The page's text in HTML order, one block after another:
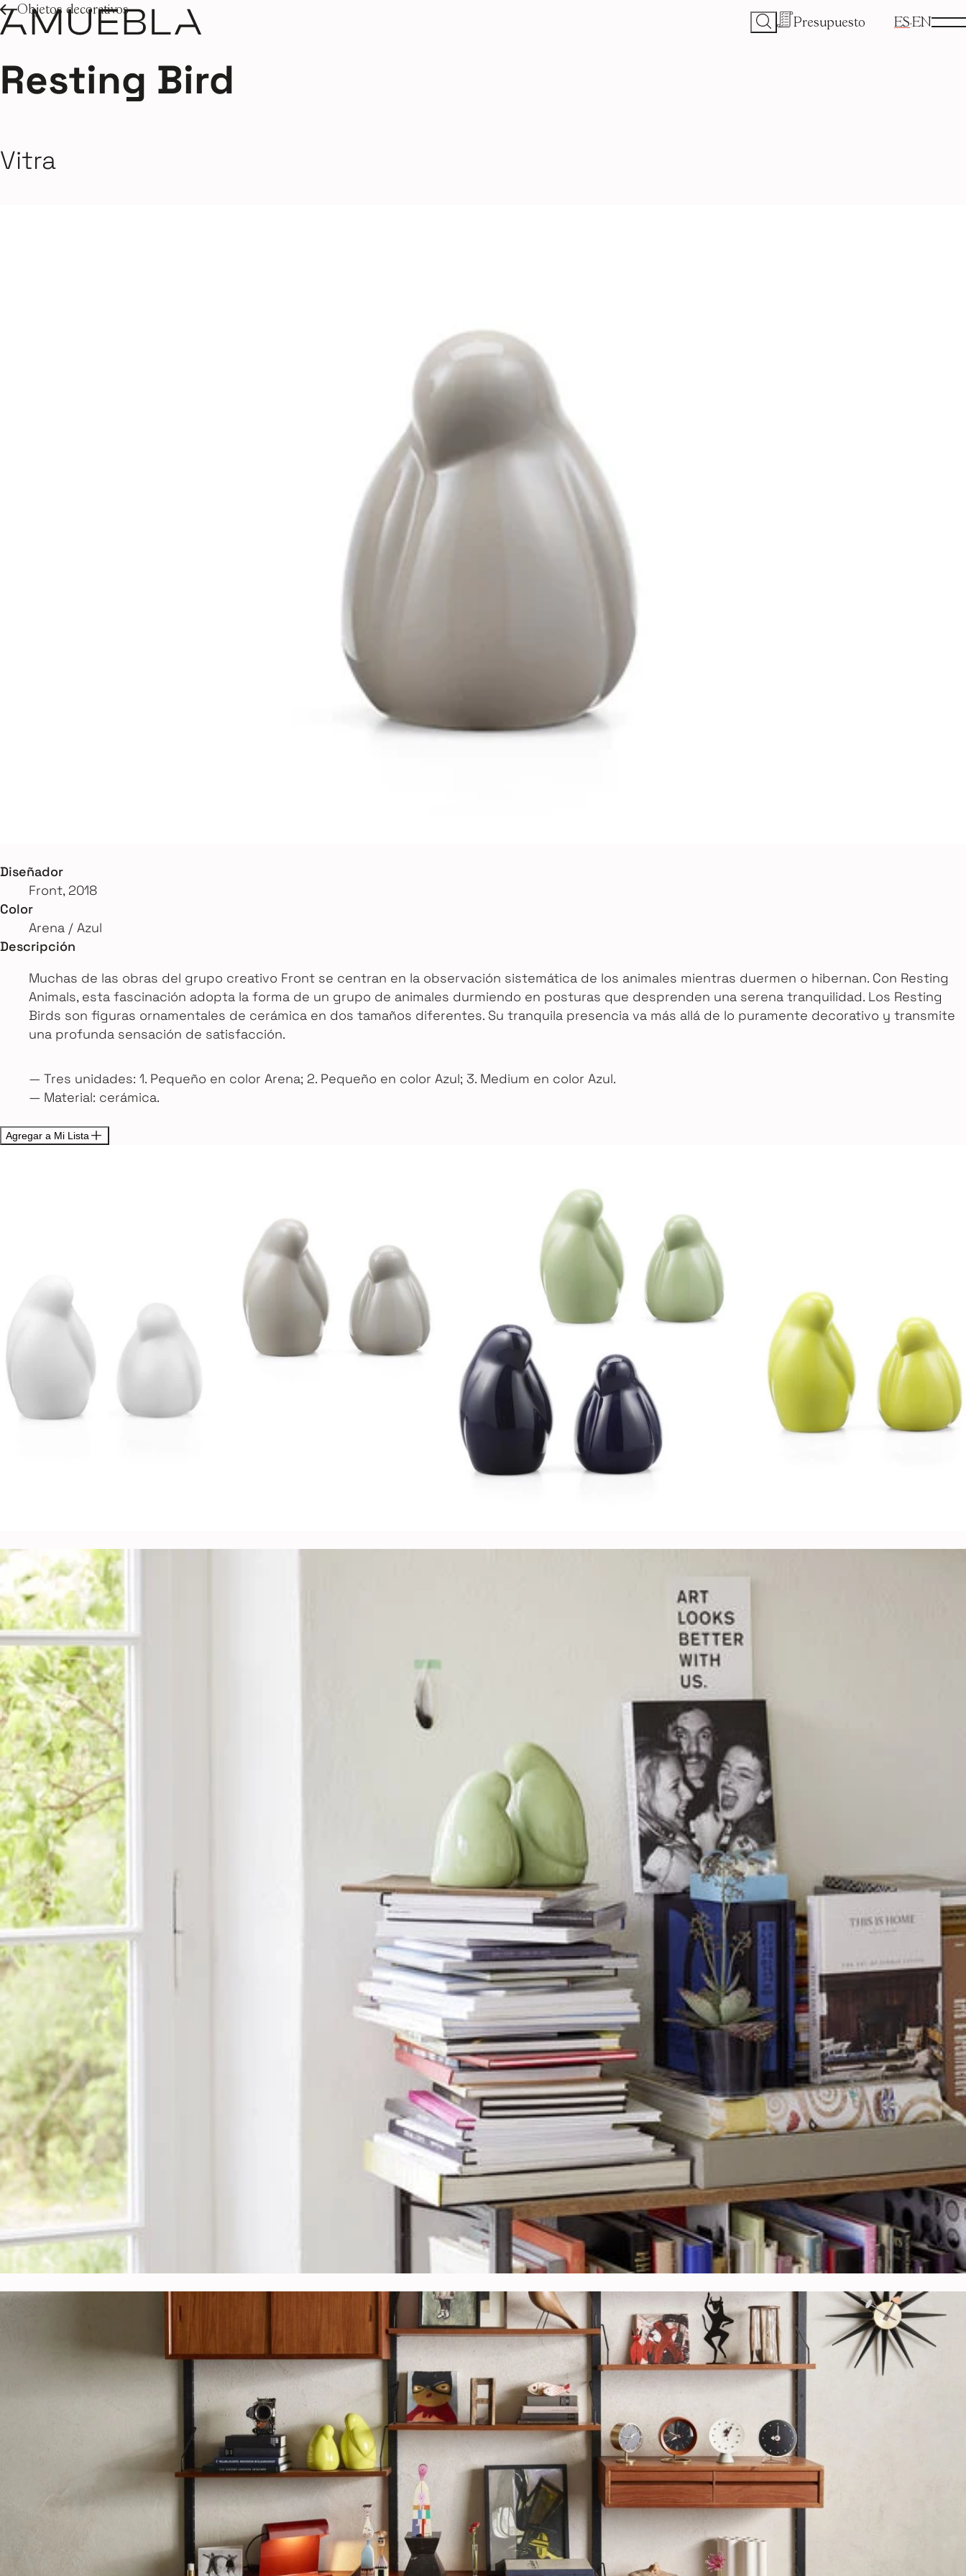
Presupuesto ES EN
Objetos decorativos
Resting Bird
Vitra
Diseñador
Front, 2018
Color
Arena / Azul
Descripción
Muchas de las obras del grupo creativo Front se centran en la observación sistemática de los animales mientras duermen o hibernan. Con Resting
Animals, esta fascinación adopta la forma de un grupo de animales durmiendo en posturas que desprenden una serena tranquilidad. Los Resting
Birds son figuras ornamentales de cerámica en dos tamaños diferentes. Su tranquila presencia va más allá de lo puramente decorativo y transmite
una profunda sensación de satisfacción.
— Tres unidades: 1. Pequeño en color Arena; 2. Pequeño en color Azul; 3. Medium en color Azul.
— Material: cerámica.
Agregar a Mi Lista